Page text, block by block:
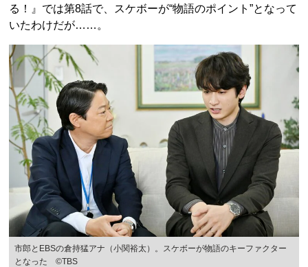
る！』では第8話で、スケボーが“物語のポイント”となって
いたわけだが……。
市郎とEBSの倉持猛アナ（小関裕太）。スケボーが物語のキーファクター
となった ©TBS